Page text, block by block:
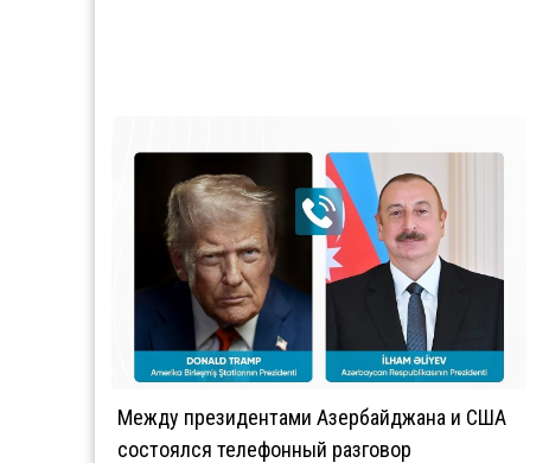
Между президентами Азербайджана и США
состоялся телефонный разговор